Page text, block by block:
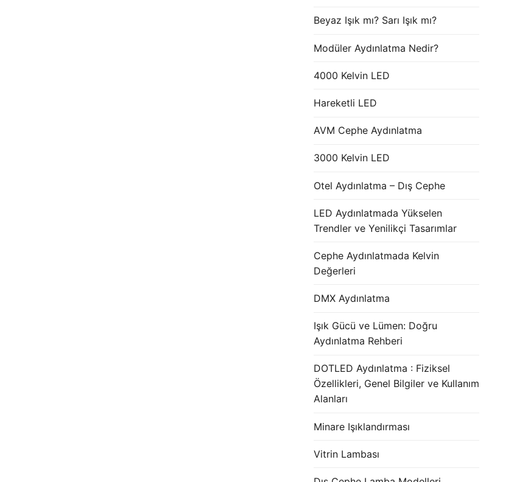
Beyaz Işık mı? Sarı Işık mı?
Modüler Aydınlatma Nedir?
4000 Kelvin LED
Hareketli LED
AVM Cephe Aydınlatma
3000 Kelvin LED
Otel Aydınlatma – Dış Cephe
LED Aydınlatmada Yükselen
Trendler ve Yenilikçi Tasarımlar
Cephe Aydınlatmada Kelvin
Değerleri
DMX Aydınlatma
Işık Gücü ve Lümen: Doğru
Aydınlatma Rehberi
DOTLED Aydınlatma : Fiziksel
Özellikleri, Genel Bilgiler ve Kullanım
Alanları
Minare Işıklandırması
Vitrin Lambası